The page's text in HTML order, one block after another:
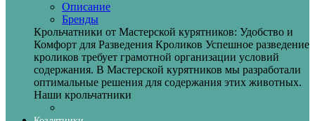
Описание
Бренды
Крольчатники от Мастерской курятников: Удобство и
Комфорт для Разведения Кроликов Успешное разведение
кроликов требует грамотной организации условий
содержания. В Мастерской курятников мы разработали
оптимальные решения для содержания этих животных.
Наши крольчатники